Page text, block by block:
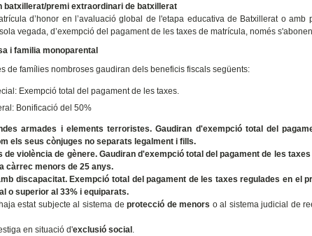
batxillerat/premi extraordinari de batxillerat
d’honor en l’avaluació global de l'etapa educativa de Batxillerat o
vegada, d’exempció del pagament de les taxes de matrícula, només
i familia monoparental
de famílies nombroses gaudiran dels beneficis fiscals següents:
Exempció total del pagament de les taxes.
Bonificació del 50%
armades i elements terroristes.Gaudiran d'exempció total del
els seus cònjuges no separats legalment i fills.
de violència de gènere. Gaudiran d'exempció total del pagament de les
càrrec menors de 25 anys.
discapacitat. Exempció total del pagament de les taxes regulades en el
o superior al 33% i equiparats.
estat subjecte al sistema deprotecció de menors o al sistema judicial de
en situació d'exclusió social .